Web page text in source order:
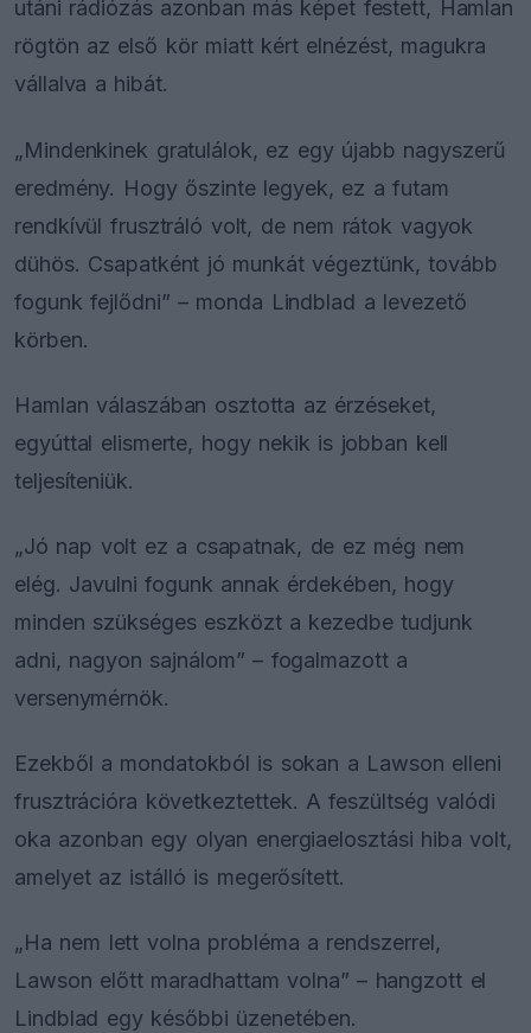
utáni rádiózás azonban más képet festett, Hamlan
rögtön az első kör miatt kért elnézést, magukra
vállalva a hibát.
„Mindenkinek gratulálok, ez egy újabb nagyszerű
eredmény. Hogy őszinte legyek, ez a futam
rendkívül frusztráló volt, de nem rátok vagyok
dühös. Csapatként jó munkát végeztünk, tovább
fogunk fejlődni” – monda Lindblad a levezető
körben.
Hamlan válaszában osztotta az érzéseket,
egyúttal elismerte, hogy nekik is jobban kell
teljesíteniük.
„Jó nap volt ez a csapatnak, de ez még nem
elég. Javulni fogunk annak érdekében, hogy
minden szükséges eszközt a kezedbe tudjunk
adni, nagyon sajnálom” – fogalmazott a
versenymérnök.
Ezekből a mondatokból is sokan a Lawson elleni
frusztrációra következtettek. A feszültség valódi
oka azonban egy olyan energiaelosztási hiba volt,
amelyet az istálló is megerősített.
„Ha nem lett volna probléma a rendszerrel,
Lawson előtt maradhattam volna” – hangzott el
Lindblad egy későbbi üzenetében.